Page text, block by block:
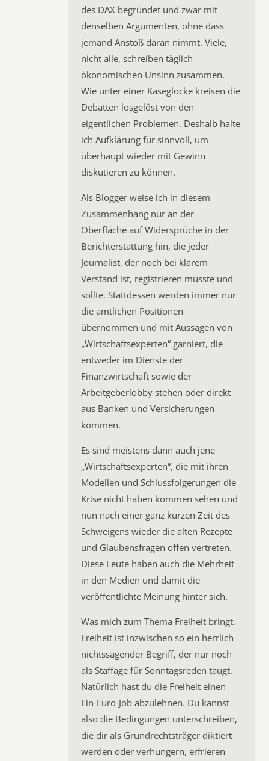
des DAX begründet und zwar mit
denselben Argumenten, ohne dass
jemand Anstoß daran nimmt. Viele,
nicht alle, schreiben täglich
ökonomischen Unsinn zusammen.
Wie unter einer Käseglocke kreisen die
Debatten losgelöst von den
eigentlichen Problemen. Deshalb halte
ich Aufklärung für sinnvoll, um
überhaupt wieder mit Gewinn
diskutieren zu können.
Als Blogger weise ich in diesem
Zusammenhang nur an der
Oberfläche auf Widersprüche in der
Berichterstattung hin, die jeder
Journalist, der noch bei klarem
Verstand ist, registrieren müsste und
sollte. Stattdessen werden immer nur
die amtlichen Positionen
übernommen und mit Aussagen von
„Wirtschaftsexperten“ garniert, die
entweder im Dienste der
Finanzwirtschaft sowie der
Arbeitgeberlobby stehen oder direkt
aus Banken und Versicherungen
kommen.
Es sind meistens dann auch jene
„Wirtschaftsexperten“, die mit ihren
Modellen und Schlussfolgerungen die
Krise nicht haben kommen sehen und
nun nach einer ganz kurzen Zeit des
Schweigens wieder die alten Rezepte
und Glaubensfragen offen vertreten.
Diese Leute haben auch die Mehrheit
in den Medien und damit die
veröffentlichte Meinung hinter sich.
Was mich zum Thema Freiheit bringt.
Freiheit ist inzwischen so ein herrlich
nichtssagender Begriff, der nur noch
als Staffage für Sonntagsreden taugt.
Natürlich hast du die Freiheit einen
Ein-Euro-Job abzulehnen. Du kannst
also die Bedingungen unterschreiben,
die dir als Grundrechtsträger diktiert
werden oder verhungern, erfrieren